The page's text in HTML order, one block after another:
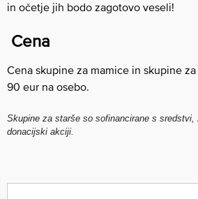
in očetje jih bodo zagotovo veseli!
Cena
Cena skupine za mamice in skupine
90 eur na osebo.
Skupine za starše so sofinancirane s sredstvi,
donacijski akciji.